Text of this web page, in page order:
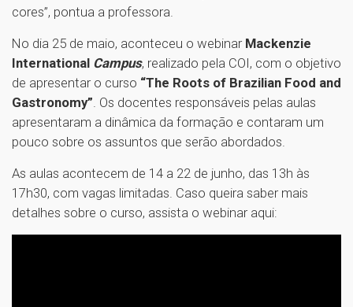
cores”, pontua a professora.
No dia 25 de maio, aconteceu o webinar Mackenzie
International Campus, realizado pela COI, com o objetivo
de apresentar o curso “The Roots of Brazilian Food and
Gastronomy” . Os docentes responsáveis pelas aulas
apresentaram a dinâmica da formação e contaram um
pouco sobre os assuntos que serão abordados.
As aulas acontecem de 14 a 22 de junho, das 13h às
17h30, com vagas limitadas. Caso queira saber mais
detalhes sobre o curso, assista o webinar aqui: